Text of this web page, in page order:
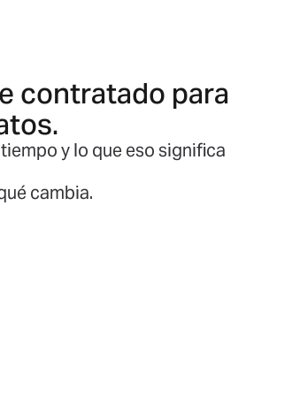
contratado para
y lo que eso significa
cambia.